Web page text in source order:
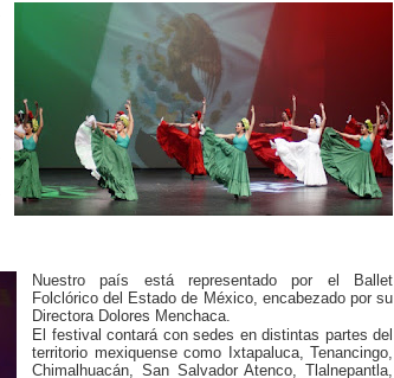
Nuestro país está representado por el Ballet
Folclórico del Estado de México, encabezado por su
Directora Dolores Menchaca.
El festival contará con sedes en distintas partes del
territorio mexiquense como Ixtapaluca, Tenancingo,
Chimalhuacán, San Salvador Atenco, Tlalnepantla,